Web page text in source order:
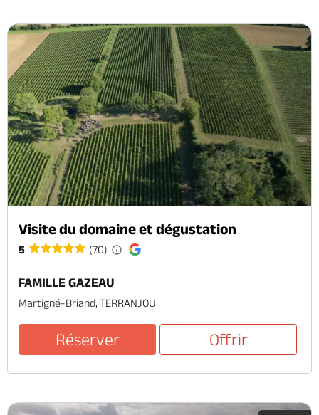
Visite du domaine et dégustation
5 (70)
FAMILLE GAZEAU
Martigné-Briand, TERRANJOU
Réserver Offrir